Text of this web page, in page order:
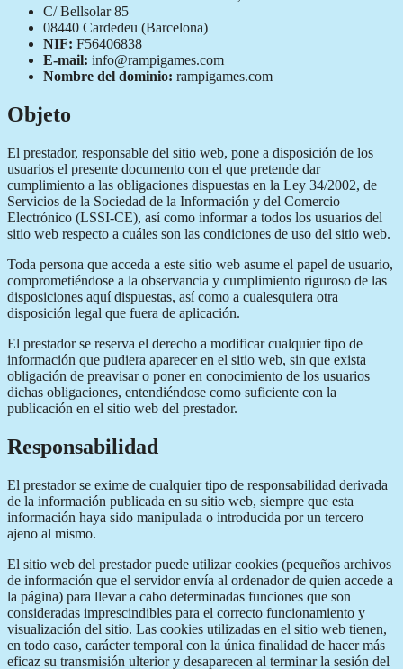
C/ Bellsolar 85
08440 Cardedeu (Barcelona)
NIF: F56406838
E-mail: info@rampigames.com
Nombre del dominio: rampigames.com
Objeto
El prestador, responsable del sitio web, pone a disposición de los
usuarios el presente documento con el que pretende dar
cumplimiento a las obligaciones dispuestas en la Ley 34/2002, de
Servicios de la Sociedad de la Información y del Comercio
Electrónico (LSSI-CE), así como informar a todos los usuarios del
sitio web respecto a cuáles son las condiciones de uso del sitio web.
Toda persona que acceda a este sitio web asume el papel de usuario,
comprometiéndose a la observancia y cumplimiento riguroso de las
disposiciones aquí dispuestas, así como a cualesquiera otra
disposición legal que fuera de aplicación.
El prestador se reserva el derecho a modificar cualquier tipo de
información que pudiera aparecer en el sitio web, sin que exista
obligación de preavisar o poner en conocimiento de los usuarios
dichas obligaciones, entendiéndose como suficiente con la
publicación en el sitio web del prestador.
Responsabilidad
El prestador se exime de cualquier tipo de responsabilidad derivada
de la información publicada en su sitio web, siempre que esta
información haya sido manipulada o introducida por un tercero
ajeno al mismo.
El sitio web del prestador puede utilizar cookies (pequeños archivos
de información que el servidor envía al ordenador de quien accede a
la página) para llevar a cabo determinadas funciones que son
consideradas imprescindibles para el correcto funcionamiento y
visualización del sitio. Las cookies utilizadas en el sitio web tienen,
en todo caso, carácter temporal con la única finalidad de hacer más
eficaz su transmisión ulterior y desaparecen al terminar la sesión del